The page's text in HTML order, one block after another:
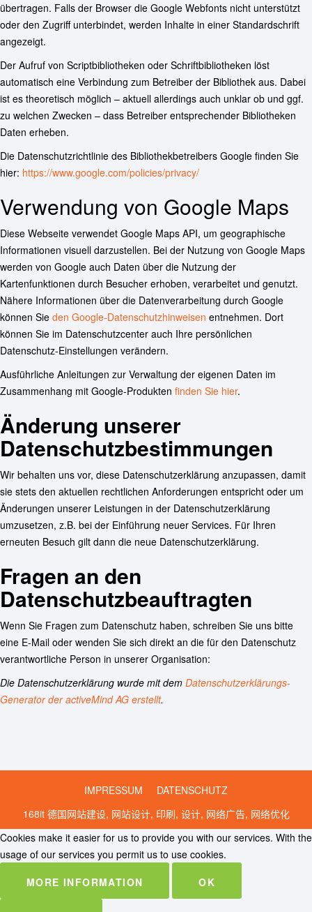
übertragen. Falls der Browser die Google Webfonts nicht unterstützt
oder den Zugriff unterbindet, werden Inhalte in einer Standardschrift
angezeigt.
Der Aufruf von Scriptbibliotheken oder Schriftbibliotheken löst
automatisch eine Verbindung zum Betreiber der Bibliothek aus. Dabei
ist es theoretisch möglich – aktuell allerdings auch unklar ob und ggf.
zu welchen Zwecken – dass Betreiber entsprechender Bibliotheken
Daten erheben.
Die Datenschutzrichtlinie des Bibliothekbetreibers Google finden Sie
hier: https://www.google.com/policies/privacy/
Verwendung von Google Maps
Diese Webseite verwendet Google Maps API, um geographische
Informationen visuell darzustellen. Bei der Nutzung von Google Maps
werden von Google auch Daten über die Nutzung der
Kartenfunktionen durch Besucher erhoben, verarbeitet und genutzt.
Nähere Informationen über die Datenverarbeitung durch Google
können Sie den Google-Datenschutzhinweisen entnehmen. Dort
können Sie im Datenschutzcenter auch Ihre persönlichen
Datenschutz-Einstellungen verändern.
Ausführliche Anleitungen zur Verwaltung der eigenen Daten im
Zusammenhang mit Google-Produkten finden Sie hier.
Änderung unserer
Datenschutzbestimmungen
Wir behalten uns vor, diese Datenschutzerklärung anzupassen, damit
sie stets den aktuellen rechtlichen Anforderungen entspricht oder um
Änderungen unserer Leistungen in der Datenschutzerklärung
umzusetzen, z.B. bei der Einführung neuer Services. Für Ihren
erneuten Besuch gilt dann die neue Datenschutzerklärung.
Fragen an den
Datenschutzbeauftragten
Wenn Sie Fragen zum Datenschutz haben, schreiben Sie uns bitte
eine E-Mail oder wenden Sie sich direkt an die für den Datenschutz
verantwortliche Person in unserer Organisation:
Die Datenschutzerklärung wurde mit dem Datenschutzerklärungs-
Generator der activeMind AG erstellt.
IMPRESSUM
DATENSCHUTZ
168it 德国网站建设, 网站设计, 印刷, 设计, 网络广告, 网络优化
Cookies make it easier for us to provide you with our services. With the
usage of our services you permit us to use cookies.
MORE INFORMATION
OK